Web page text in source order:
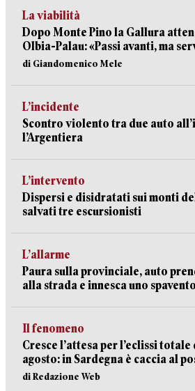
La viabilità
Dopo Monte Pino la Gallura
Olbia-Palau: «Passi avanti, ma
di Giandomenico Mele
L’incidente
Scontro violento tra due auto
l’Argentiera
L’intervento
Dispersi e disidratati sui monti
salvati tre escursionisti
L’allarme
Paura sulla provinciale, auto
alla strada e innesca uno
Il fenomeno
Cresce l’attesa per l’eclissi totale
agosto: in Sardegna è caccia al
di Redazione Web